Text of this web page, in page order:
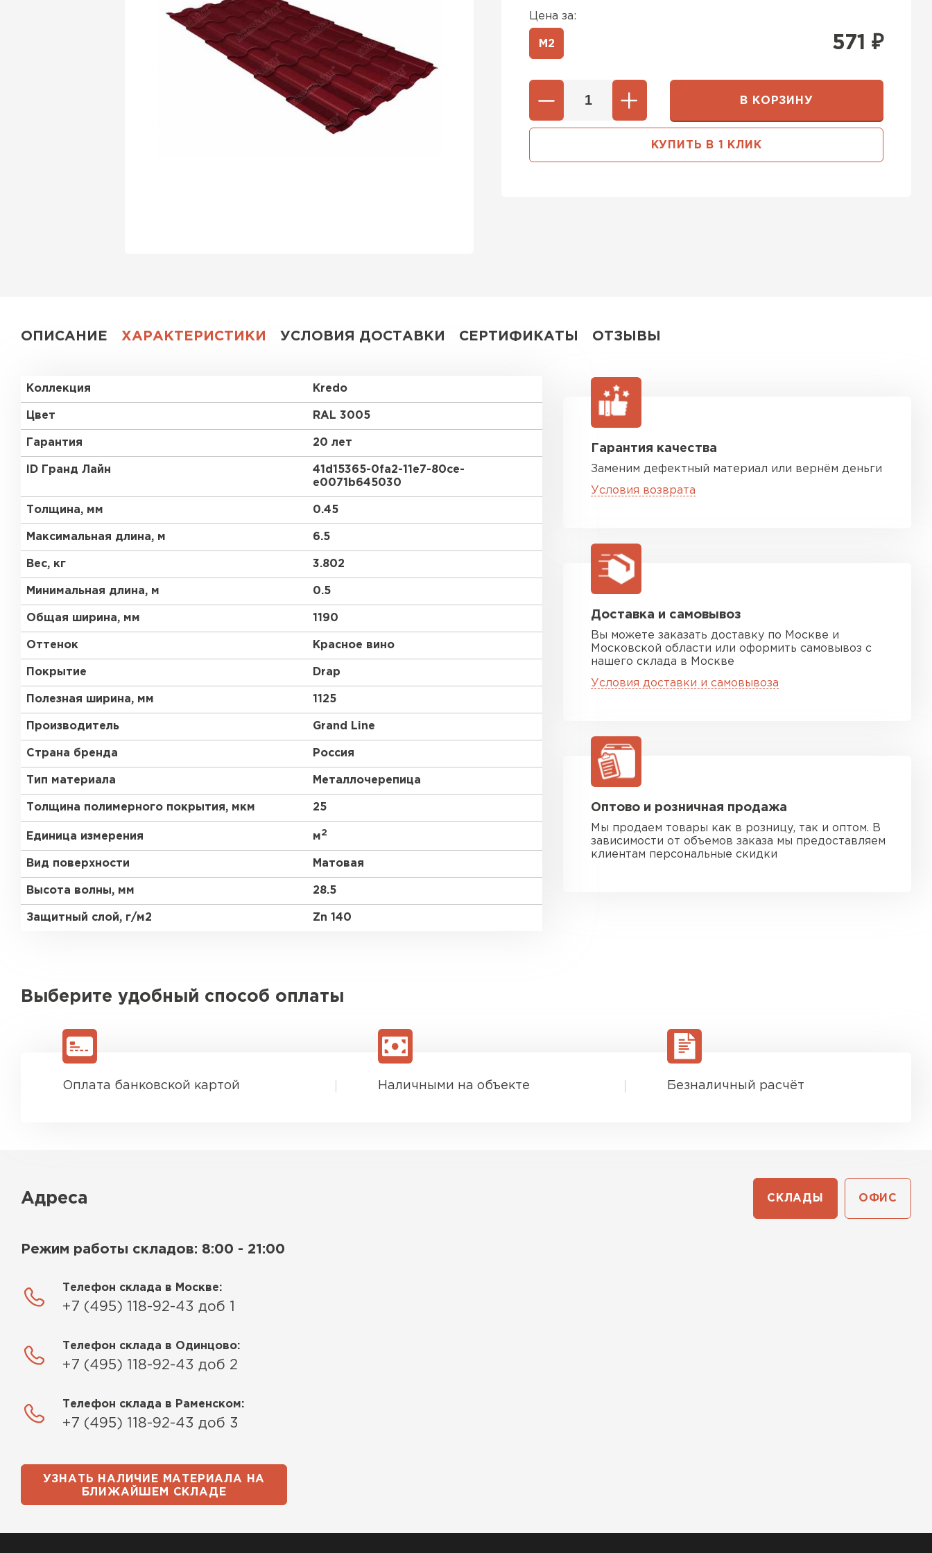
Цена за:
М2 571 ₽
В КОРЗИНУ
КУПИТЬ В 1 КЛИК
ОПИСАНИЕ ХАРАКТЕРИСТИКИ УСЛОВИЯ ДОСТАВКИ СЕРТИФИКАТЫ ОТЗЫВЫ
Коллекция Kredo
Цвет RAL 3005
Гарантия 20 лет
ID Гранд Лайн
41d15365-0fa2-11e7-80ce-
e0071b645030
Толщина, мм 0.45
Максимальная длина, м 6.5
Вес, кг 3.802
Минимальная длина, м 0.5
Общая ширина, мм 1190
Оттенок Красное вино
Покрытие Drap
Полезная ширина, мм 1125
Производитель Grand Line
Страна бренда Россия
Тип материала Металлочерепица
Толщина полимерного покрытия, мкм 25
Единица измерения м2
Вид поверхности Матовая
Высота волны, мм 28.5
Защитный слой, г/м2 Zn 140
Гарантия качества
Заменим дефектный материал или вернём деньги
Условия возврата
Доставка и самовывоз
Вы можете заказать доставку по Москве и
Московской области или оформить самовывоз с
нашего склада в Москве
Условия доставки и самовывоза
Оптово и розничная продажа
Мы продаем товары как в розницу, так и оптом. В
зависимости от объемов заказа мы предоставляем
клиентам персональные скидки
Выберите удобный способ оплаты
Оплата банковской картой Наличными на объекте Безналичный расчёт
Адреса СКЛАДЫ ОФИС
Режим работы складов: 8:00 - 21:00
Телефон склада в Москве:
+7 (495) 118-92-43 доб 1
Телефон склада в Одинцово:
+7 (495) 118-92-43 доб 2
Телефон склада в Раменском:
+7 (495) 118-92-43 доб 3
УЗНАТЬ НАЛИЧИЕ МАТЕРИАЛА НА
БЛИЖАЙШЕМ СКЛАДЕ